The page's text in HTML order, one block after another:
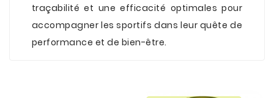
traçabilité et une efficacité optimales pour
accompagner les sportifs dans leur quête de
performance et de bien-être.